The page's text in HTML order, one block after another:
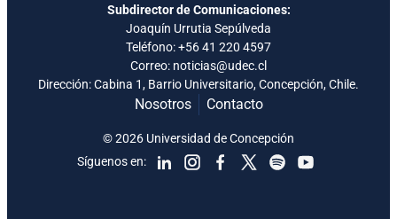
Subdirector de Comunicaciones:
Joaquín Urrutia Sepúlveda
Teléfono:+56 41 220 4597
Correo: noticias@udec.cl
Dirección: Cabina 1, Barrio Universitario, Concepción, Chile.
Nosotros Contacto
Síguenos en:
© 2026 Universidad de Concepción